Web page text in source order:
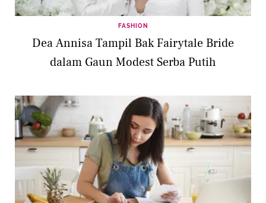
FASHION
Dea Annisa Tampil Bak Fairytale Bride
dalam Gaun Modest Serba Putih